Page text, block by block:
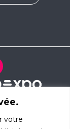
votre